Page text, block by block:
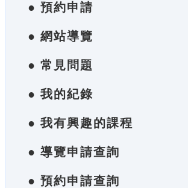
● 預約申請
● 網站導覽
● 常見問題
● 我的紀錄
● 我有興趣的課程
● 導覽申請查詢
● 預約申請查詢